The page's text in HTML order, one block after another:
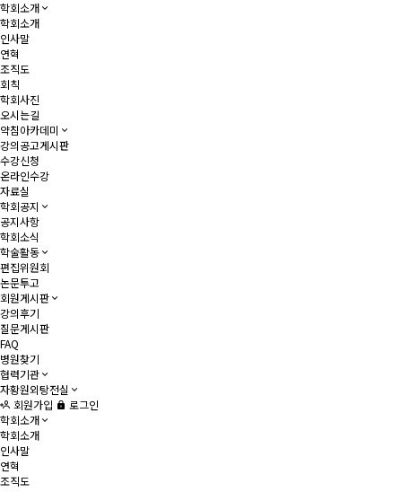
학회소개
학회소개
인사말
연혁
조직도
회칙
학회사진
오시는길
약침아카데미
강의공고게시판
수강신청
온라인수강
자료실
학회공지
공지사항
학회소식
학술활동
편집위원회
논문투고
회원게시판
강의후기
질문게시판
FAQ
병원찾기
협력기관
자황원외탕전실
회원가입
로그인
학회소개
학회소개
인사말
연혁
조직도